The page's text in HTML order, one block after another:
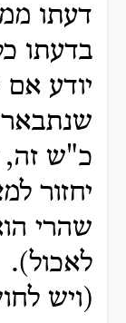
דעתו
בדעתו
יודע אם
כ"ש זה,
יחזור
שהרי
לאכול).
(ויש